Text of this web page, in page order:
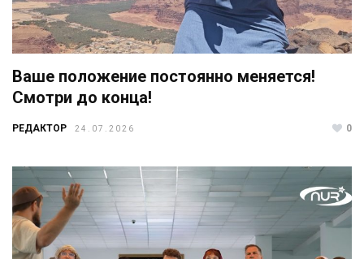
Ваше положение постоянно меняется!
Смотри до конца!
РЕДАКТОР 24.07.2026 0